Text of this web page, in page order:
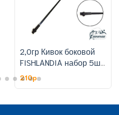
2,0гр Кивок боковой
FISHLANDIA набор 5шт,
цена за штуку
210p